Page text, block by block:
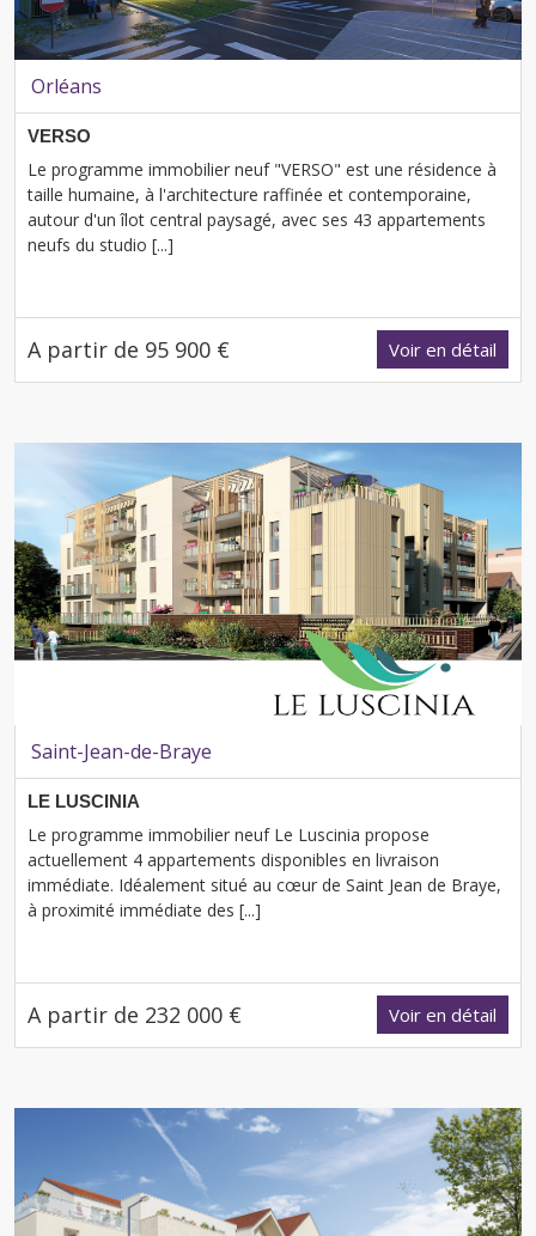
Orléans
VERSO
Le programme immobilier neuf "VERSO" est une résidence à
taille humaine, à l'architecture raffinée et contemporaine,
autour d'un îlot central paysagé, avec ses 43 appartements
neufs du studio [...]
A partir de 95 900 € Voir en détail
Saint-Jean-de-Braye
LE LUSCINIA
Le programme immobilier neuf Le Luscinia propose
actuellement 4 appartements disponibles en livraison
immédiate. Idéalement situé au cœur de Saint Jean de Braye,
à proximité immédiate des [...]
A partir de 232 000 € Voir en détail